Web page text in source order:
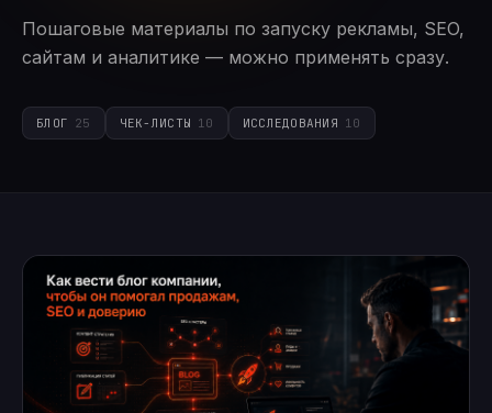
Пошаговые материалы по запуску рекламы, SEO,
сайтам и аналитике — можно применять сразу.
БЛОГ 25 ЧЕК-ЛИСТЫ 10 ИССЛЕДОВАНИЯ 10